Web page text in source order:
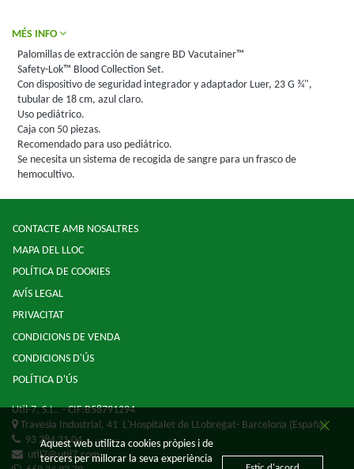
MÉS INFO
Palomillas de extracción de sangre BD Vacutainer™
Safety-Lok™ Blood Collection Set.
Con dispositivo de seguridad integrador y adaptador Luer, 23 G ¾",
tubular de 18 cm, azul claro.
Uso pediátrico.
Caja con 50 piezas.
Recomendado para uso pediátrico.
Se necesita un sistema de recogida de sangre para un frasco de
hemocultivo.
CONTACTE AMB NOSALTRES
MAPA DEL LLOC
POLÍTICA DE COOKIES
AVÍS LEGAL
PRIVACITAT
CONDICIONS DE VENDA
CONDICIONS D'ÚS
POLÍTICA D'ÚS
Util-7, S.L.- CIF:B58791294
Travesia Industrial, 41 L'Hospitalet de LLobregat- Barcelona (España)
93 284 21 04
util7@util7.com
Aquest web utilitza cookies pròpies i de
tercers per millorar la seva experiència